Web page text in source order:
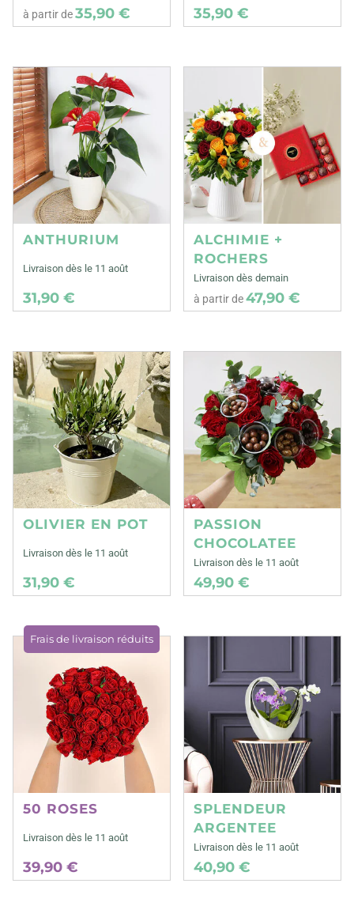
à partir de35,90 € 35,90 €
ANTHURIUM
Livraison dès le 11 août
31,90 €
ALCHIMIE +
ROCHERS
Livraison dès demain
à partir de47,90 €
OLIVIER EN POT
Livraison dès le 11 août
31,90 €
PASSION
CHOCOLATEE
Livraison dès le 11 août
49,90 €
Frais de livraison réduits
50 ROSES
Livraison dès le 11 août
39,90 €
SPLENDEUR
ARGENTEE
Livraison dès le 11 août
40,90 €